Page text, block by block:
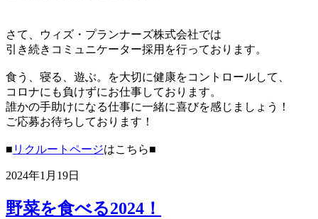
さて、ウィズ・プランナーズ株式会社では
引き続きコミュニケーター採用を行っております。
食う、寝る、遊ぶ。を大切に健康をコントロールして、
コロナにも負けずにお仕事しております。
誰かの手助けになる仕事に一緒に喜びを感じましょう！
ご応募お待ちしております！
■ リクルートページはこちら■
2024年1月19日
野菜を食べる2024！